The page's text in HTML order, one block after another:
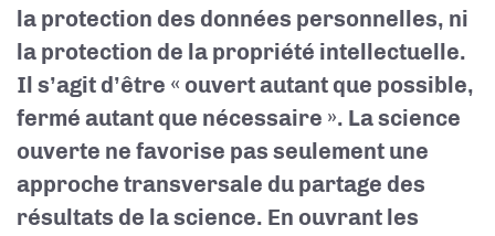
la protection des données personnelles, ni
la protection de la propriété intellectuelle.
Il s’agit d’être « ouvert autant que possible,
fermé autant que nécessaire ». La science
ouverte ne favorise pas seulement une
approche transversale du partage des
résultats de la science. En ouvrant les